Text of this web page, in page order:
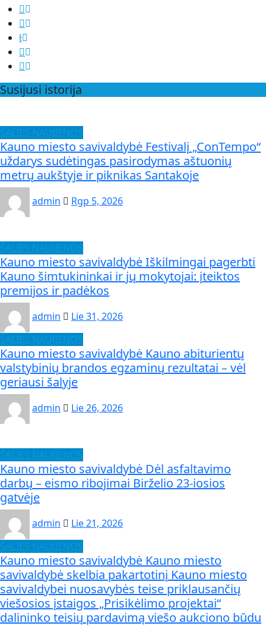
Susijusi istorija
Kauno miesto savivaldybė Festivalį „ConTempo“
uždarys sudėtingas pasirodymas aštuonių
metrų aukštyje ir piknikas Santakoje
admin Rgp 5, 2026
Kauno miesto savivaldybė Iškilmingai pagerbti
Kauno šimtukininkai ir jų mokytojai: įteiktos
premijos ir padėkos
admin
Lie 31, 2026
Kauno miesto savivaldybė Kauno abiturientų
valstybinių brandos egzaminų rezultatai – vėl
geriausi šalyje
admin Lie 26, 2026
Kauno miesto savivaldybė Dėl asfaltavimo
darbų – eismo ribojimai Birželio 23-iosios
gatvėje
admin
Lie 21, 2026
Kauno miesto savivaldybė Kauno miesto
savivaldybė skelbia pakartotinį Kauno miesto
savivaldybei nuosavybės teise priklausančių
viešosios įstaigos „Prisikėlimo projektai“
dalininko teisių pardavimą viešo aukciono būdu